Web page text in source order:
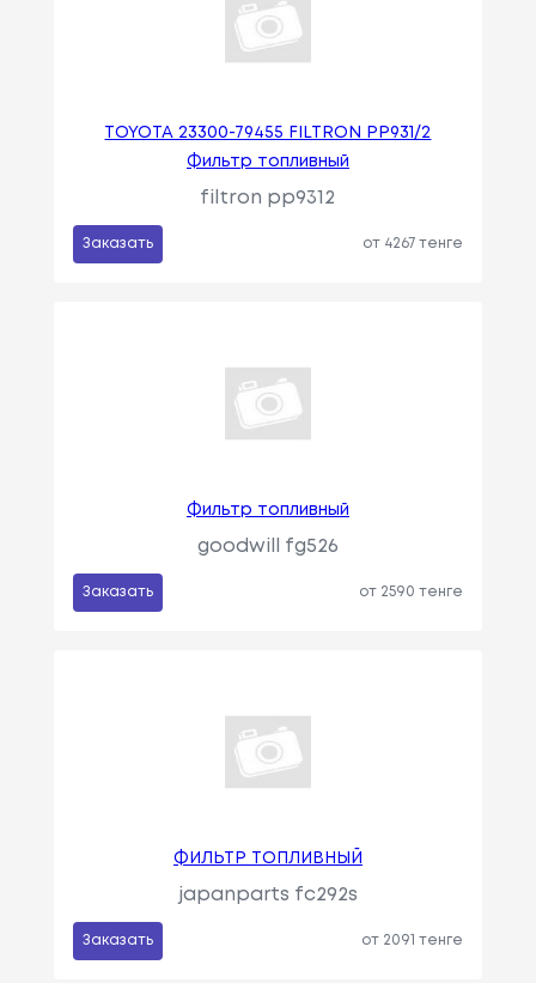
TOYOTA 23300-79455 FILTRON PP931/2
Фильтр топливный
filtron pp9312
Заказать от 4267 тенге
Фильтр топливный
goodwill fg526
Заказать от 2590 тенге
ФИЛЬТР ТОПЛИВНЫЙ
japanparts fc292s
Заказать от 2091 тенге